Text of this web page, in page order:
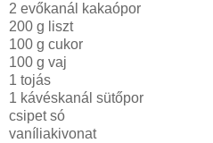
2 evőkanál kakaópor
200 g liszt
100 g cukor
100 g vaj
1 tojás
1 kávéskanál sütőpor
csipet só
vaníliakivonat